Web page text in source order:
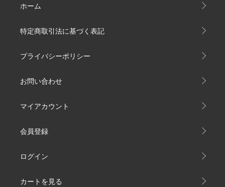
ホーム
特定商取引法に基づく表記
プライバシーポリシー
お問い合わせ
マイアカウント
会員登録
ログイン
カートを見る